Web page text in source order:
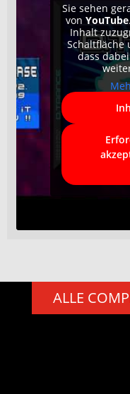
Sie sehen
von YouTube
Inhalt
Schaltfläche
dass
ALLE